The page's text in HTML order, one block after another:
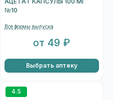
АЦЕТАТ КАПСУЛЫ 100 МГ
№10
Все формы выпуска
от 49 ₽
Выбрать аптеку
4.5